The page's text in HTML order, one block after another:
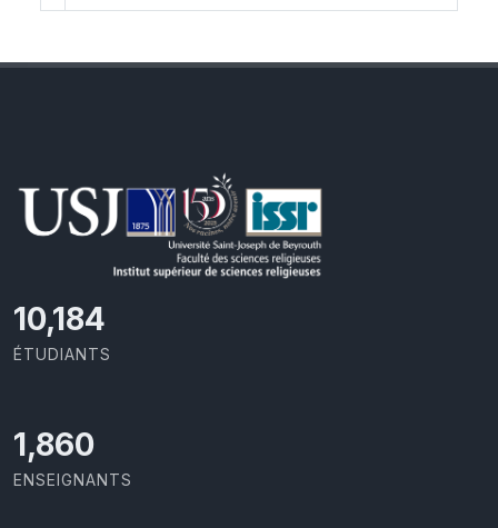
11,110
ÉTUDIANTS
2,029
ENSEIGNANTS